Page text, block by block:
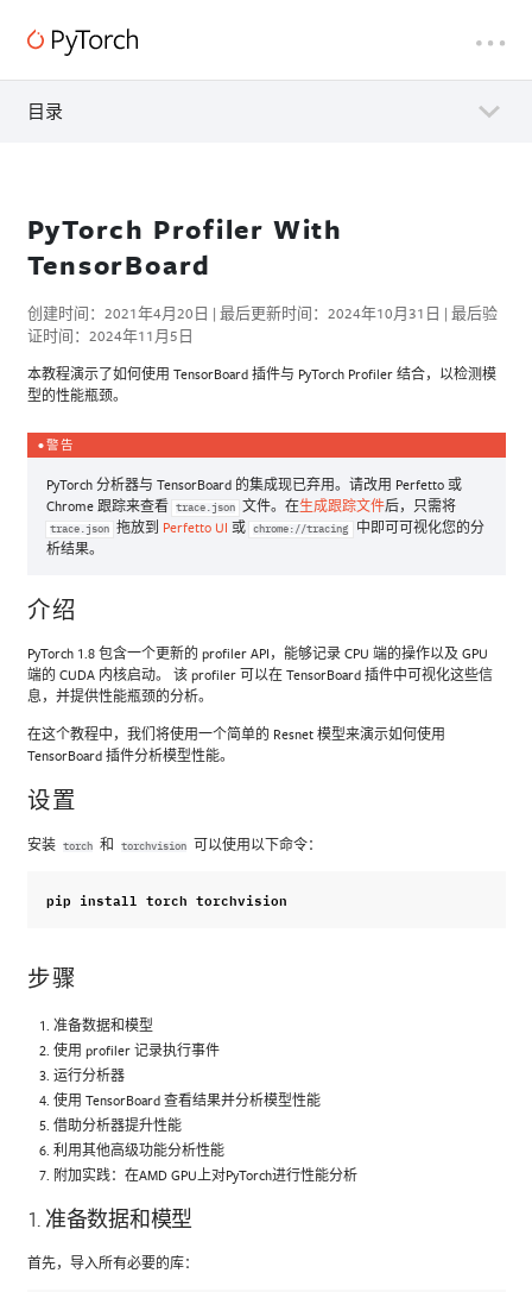
目录
PyTorch Profiler With
TensorBoard
创建时间：2021年4月20日 | 最后更新时间：2024年10月31日 | 最后验
证时间：2024年11月5日
本教程演示了如何使用 TensorBoard 插件与 PyTorch Profiler 结合，以检测模
型的性能瓶颈。
警告
PyTorch 分析器与 TensorBoard 的集成现已弃用。请改用 Perfetto 或
Chrome 跟踪来查看
trace.json 文件。在生成跟踪文件后，只需将
trace.json 拖放到 Perfetto UI 或 chrome://tracing
中即可可视化您的分
析结果。
介绍
PyTorch 1.8 包含一个更新的 profiler API，能够记录 CPU 端的操作以及 GPU
端的 CUDA 内核启动。 该 profiler 可以在 TensorBoard 插件中可视化这些信
息，并提供性能瓶颈的分析。
在这个教程中，我们将使用一个简单的 Resnet 模型来演示如何使用
TensorBoard 插件分析模型性能。
设置
安装 torch 和 torchvision 可以使用以下命令：
pip install torch torchvision
步骤
准备数据和模型
使用 profiler 记录执行事件
运行分析器
使用 TensorBoard 查看结果并分析模型性能
借助分析器提升性能
利用其他高级功能分析性能
附加实践：在AMD GPU上对PyTorch进行性能分析
1. 准备数据和模型
首先，导入所有必要的库：